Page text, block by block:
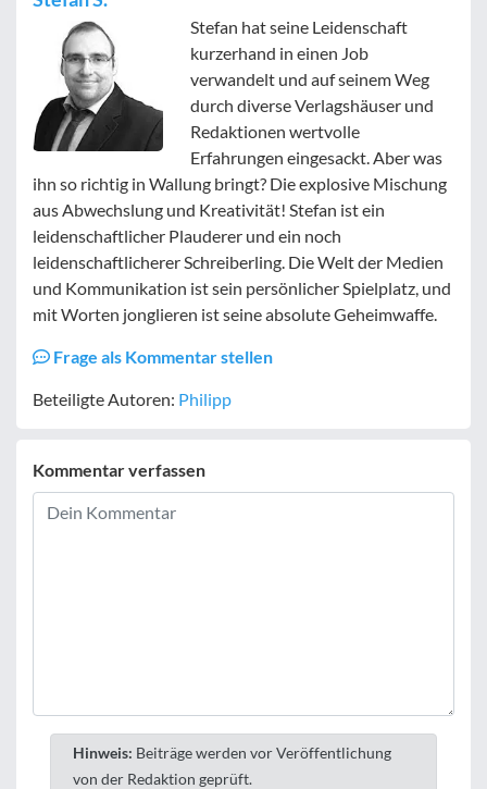
Stefan hat seine Leidenschaft
kurzerhand in einen Job
verwandelt und auf seinem Weg
durch diverse Verlagshäuser und
Redaktionen wertvolle
Erfahrungen eingesackt. Aber was
ihn so richtig in Wallung bringt? Die explosive Mischung
aus Abwechslung und Kreativität! Stefan ist ein
leidenschaftlicher Plauderer und ein noch
leidenschaftlicherer Schreiberling. Die Welt der Medien
und Kommunikation ist sein persönlicher Spielplatz, und
mit Worten jonglieren ist seine absolute Geheimwaffe.
Frage als Kommentar stellen
Beteiligte Autoren: Philipp
Kommentar verfassen
Hinweis: Beiträge werden vor Veröffentlichung
von der Redaktion geprüft.